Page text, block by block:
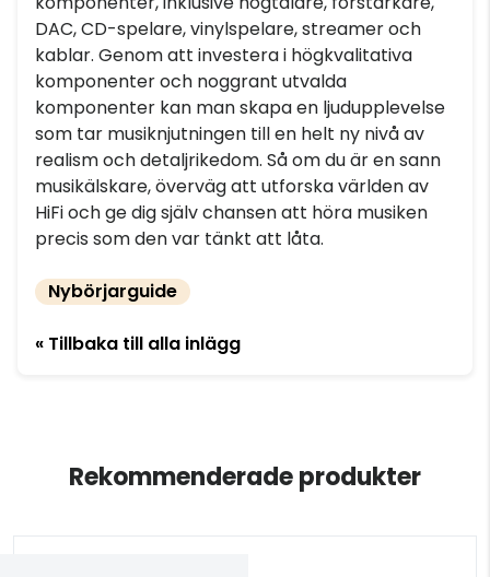
DAC, CD-spelare, vinylspelare, streamer och
kablar. Genom att investera i högkvalitativa
komponenter och noggrant utvalda
komponenter kan man skapa en ljudupplevelse
som tar musiknjutningen till en helt ny nivå av
realism och detaljrikedom. Så om du är en sann
musikälskare, överväg att utforska världen av
HiFi och ge dig själv chansen att höra musiken
precis som den var tänkt att låta.
Nybörjarguide
« Tillbaka till alla inlägg
Rekommenderade produkter